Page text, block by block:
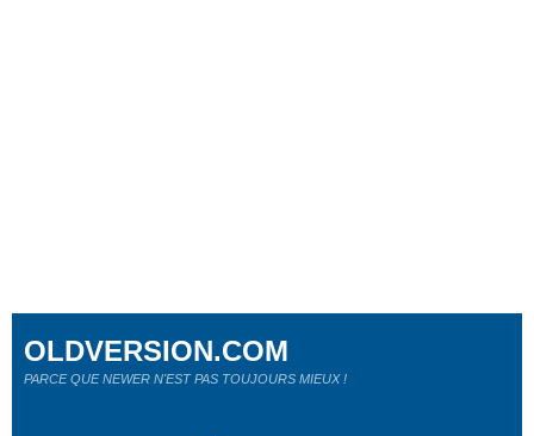
OLDVERSION.COM
PARCE QUE NEWER N'EST PAS TOUJOURS MIEUX !